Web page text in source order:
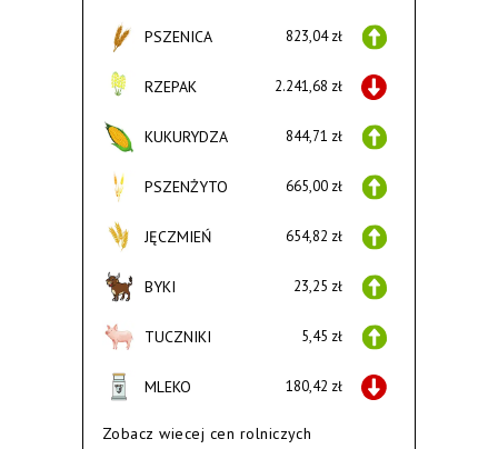
PSZENICA 823,04 zł
RZEPAK 2.241,68 zł
KUKURYDZA 844,71 zł
PSZENŻYTO 665,00 zł
JĘCZMIEŃ 654,82 zł
BYKI 23,25 zł
TUCZNIKI 5,45 zł
MLEKO 180,42 zł
Zobacz wiecej cen rolniczych